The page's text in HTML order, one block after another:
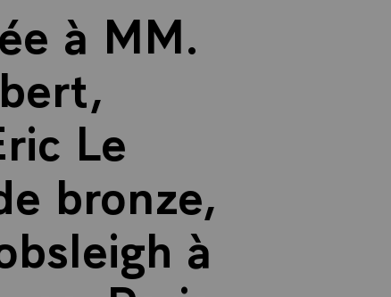
à MM.
Le
bronze,
à